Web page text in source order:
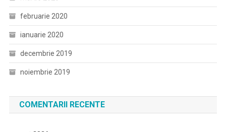
februarie 2020
ianuarie 2020
decembrie 2019
noiembrie 2019
COMENTARII RECENTE